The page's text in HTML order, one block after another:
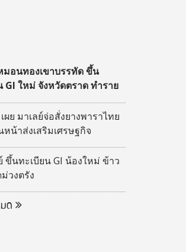
มอนทองเขาบรรทัด ขึ้น
GI ใหม่ จังหวัดตราด ทำราย
าน
ผย มาเลย์จ่อสั่งยางพาราไทย
หน้าส่งเสริมเศรษฐกิจ
นทะเบียน GI น้องใหม่ ข้าว
วงตรัง
ด